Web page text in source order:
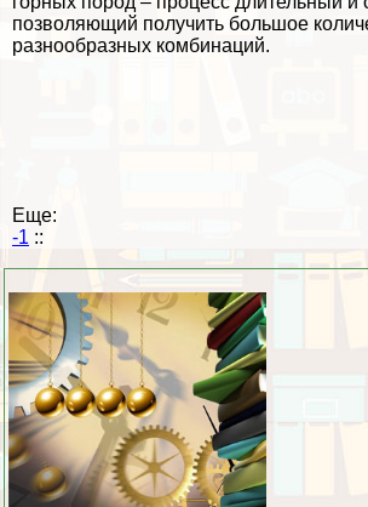
позволяющий получить большое
разнообразных комбинаций.
Еще:
-1 ::